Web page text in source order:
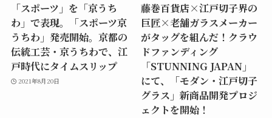
「スポーツ」を「京うち
わ」で表現。「スポーツ京
うちわ」発売開始。京都の
伝統工芸・京うちわで、江
戸時代にタイムスリップ
2021年8月20日
藤巻百貨店×江戸切子界の
巨匠×老舗ガラスメーカー
がタッグを組んだ！クラウ
ドファンディング
「STUNNING JAPAN」
にて、「モダン・江戸切子
グラス」新商品開発プロジ
ェクトを開始！